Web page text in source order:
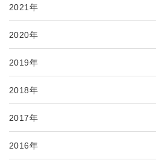
2021年
2020年
2019年
2018年
2017年
2016年